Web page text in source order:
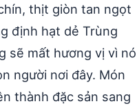
thịt giòn tan ngọt
định hạt dẻ Trùng
sẽ mất hương vị vì nó
người nơi đây. Món
thành đặc sản sang